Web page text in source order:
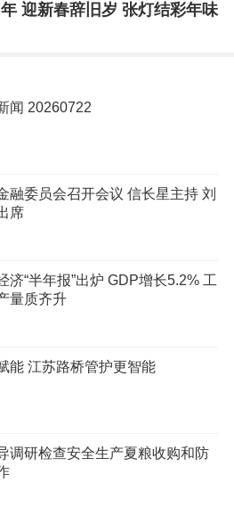
迎新春辞旧岁 张灯结彩年味
闻 20260722
融委员会召开会议 信长星主持 刘
席
济“半年报”出炉 GDP增长5.2% 工
量质齐升
能 江苏路桥管护更智能
调研检查安全生产夏粮收购和防